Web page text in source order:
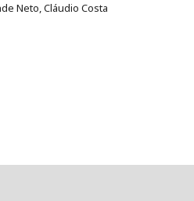
Neto, Cláudio Costa